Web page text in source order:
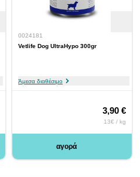
0024181
Vetlife Dog UltraHypo 300gr
Άμεσα διαθέσιμο
3,90 €
13€ / kg
αγορά